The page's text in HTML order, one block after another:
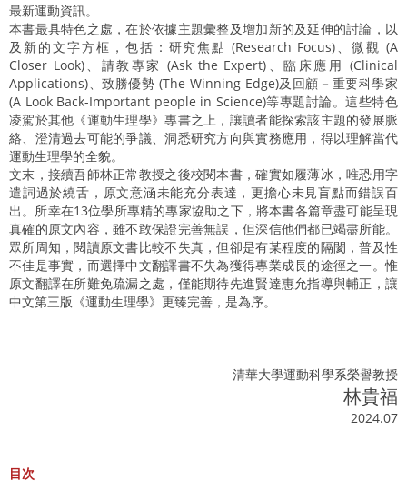
最新運動資訊。
本書最具特色之處，在於依據主題彙整及增加新的及延伸的討論，以
及新的文字方框，包括：研究焦點 (Research Focus)、微觀 (A
Closer Look)、請教專家 (Ask the Expert)、臨床應用 (Clinical
Applications)、致勝優勢 (The Winning Edge)及回顧－重要科學家
(A Look Back-Important people in Science)等專題討論。這些特色
凌駕於其他《運動生理學》專書之上，讓讀者能探索該主題的發展脈
絡、澄清過去可能的爭議、洞悉研究方向與實務應用，得以理解當代
運動生理學的全貌。
文末，接續吾師林正常教授之後校閱本書，確實如履薄冰，唯恐用字
遣詞過於繞舌，原文意涵未能充分表達，更擔心未見盲點而錯誤百
出。所幸在13位學所專精的專家協助之下，將本書各篇章盡可能呈現
真確的原文內容，雖不敢保證完善無誤，但深信他們都已竭盡所能。
眾所周知，閱讀原文書比較不失真，但卻是有某程度的隔閡，普及性
不佳是事實，而選擇中文翻譯書不失為獲得專業成長的途徑之一。惟
原文翻譯在所難免疏漏之處，僅能期待先進賢達惠允指導與輔正，讓
中文第三版《運動生理學》更臻完善，是為序。
清華大學運動科學系榮譽教授
林貴福
2024.07
目次